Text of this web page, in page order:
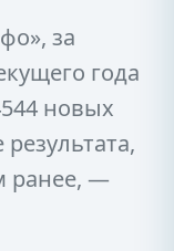
за
года
новых
ранее, —